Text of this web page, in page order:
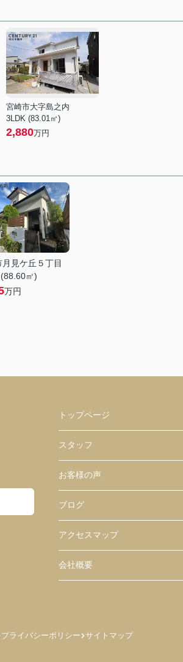
宮崎市大字島之内
3LDK (83.01㎡)
2,880万円
見ケ丘５丁目
㎡)
万円
トップページ
スタッフ
お客様の声
ブログ
アクセスマップ
会社概要
プライバシーポリシー サイトマップ